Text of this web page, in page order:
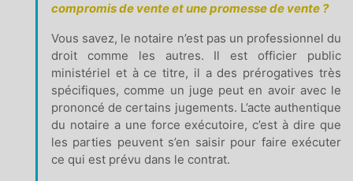
compromis de vente et une promesse de vente ?
Vous savez, le notaire n’est pas un professionnel du
droit comme les autres. Il est officier public
ministériel et à ce titre, il a des prérogatives très
spécifiques, comme un juge peut en avoir avec le
prononcé de certains jugements. L’acte authentique
du notaire a une force exécutoire, c’est à dire que
les parties peuvent s’en saisir pour faire exécuter
ce qui est prévu dans le contrat.